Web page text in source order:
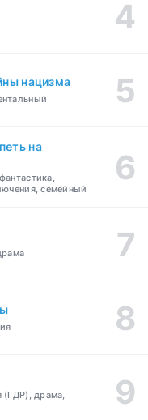
нацизма
на
семейный
(ГДР), драма,